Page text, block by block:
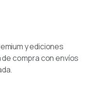
y ediciones
compra con envíos